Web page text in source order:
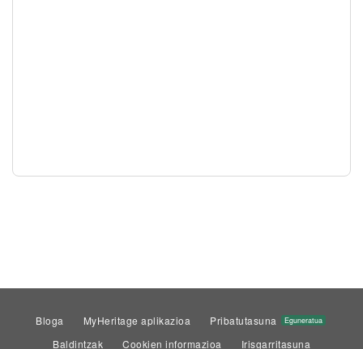
Bloga MyHeritage aplikazioa Pribatutasuna Eguneratua
Baldintzak Cookien informazioa Irisgarritasuna